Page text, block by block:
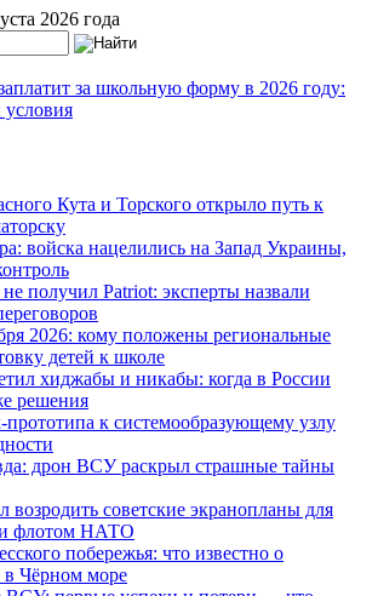
2026 года
за школьную форму в 2026 году:
условия
Кута и Торского открыло путь к
войска нацелились на Запад Украины,
получил Patriot: эксперты назвали
2026: кому положены региональные
детей к школе
хиджабы и никабы: когда в России
решения
к системообразующему узлу
дрон ВСУ раскрыл страшные тайны
возродить советские экранопланы для
флотом НАТО
побережья: что известно о
в Чёрном море